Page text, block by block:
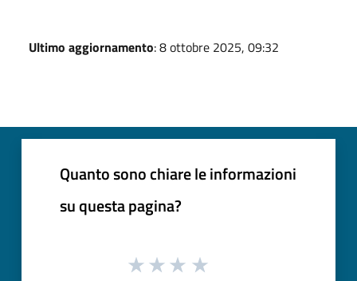
Ultimo aggiornamento: 8 ottobre 2025, 09:32
Quanto sono chiare le informazioni
su questa pagina?